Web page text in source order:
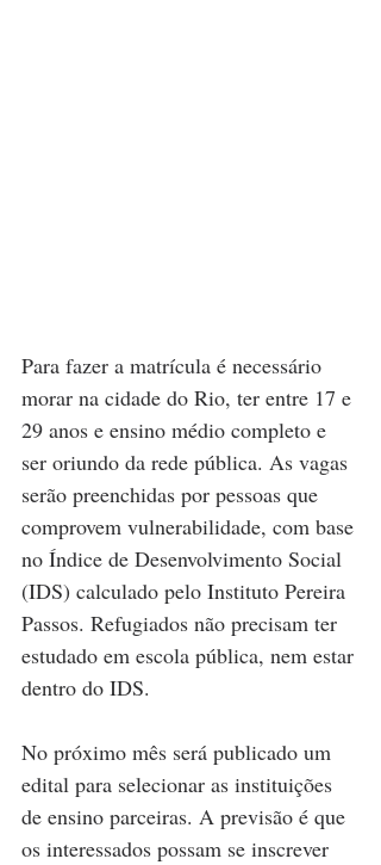
Para fazer a matrícula é necessário
morar na cidade do Rio, ter entre 17 e
29 anos e ensino médio completo e
ser oriundo da rede pública. As vagas
serão preenchidas por pessoas que
comprovem vulnerabilidade, com base
no Índice de Desenvolvimento Social
(IDS) calculado pelo Instituto Pereira
Passos. Refugiados não precisam ter
estudado em escola pública, nem estar
dentro do IDS.
No próximo mês será publicado um
edital para selecionar as instituições
de ensino parceiras. A previsão é que
os interessados possam se inscrever